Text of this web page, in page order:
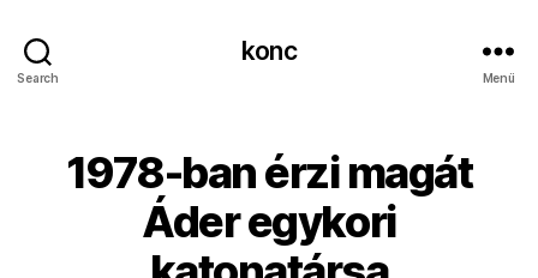
Search
konc
Menü
1978-ban érzi magát
Áder egykori